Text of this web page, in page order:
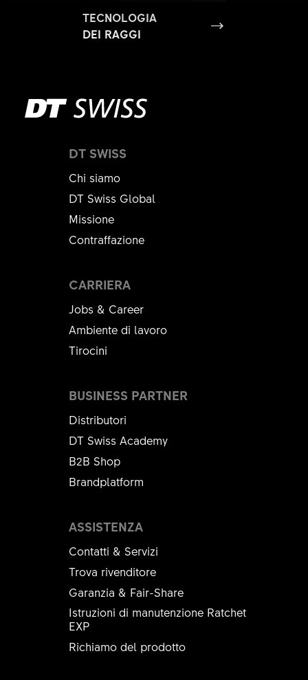
TECNOLOGIA
DEI RAGGI
DT SWISS
Chi siamo
DT Swiss Global
Missione
Contraffazione
CARRIERA
Jobs & Career
Ambiente di lavoro
Tirocini
ASSISTENZA
Contatti & Servizi
Trova rivenditore
Garanzia & Fair-Share
Istruzioni di manutenzione Ratchet
EXP
Richiamo del prodotto
BUSINESS PARTNER
Distributori
DT Swiss Academy
B2B Shop
Brandplatform